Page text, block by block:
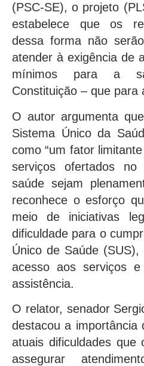
(PSC-SE), o projeto
estabelece que os
dessa forma não
atender à exigência de
mínimos para a
Constituição – que para
O autor argumenta
Sistema Único da
como “um fator
serviços ofertados
saúde sejam
reconhece o esforço
meio de iniciativas
dificuldade para o
Único de Saúde
acesso aos serviços
assistência.
O relator, senador
destacou a importância
atuais dificuldades que
assegurar